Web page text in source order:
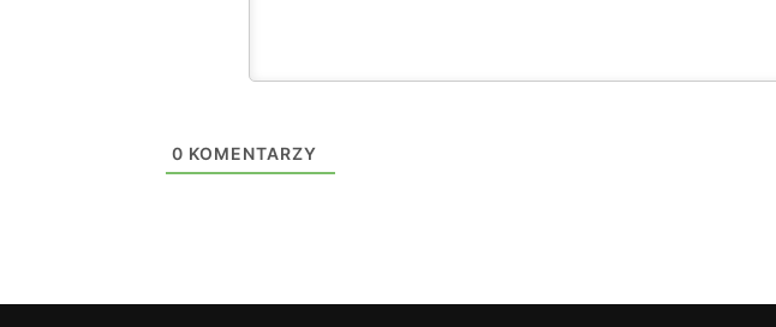
0 KOMENTARZY